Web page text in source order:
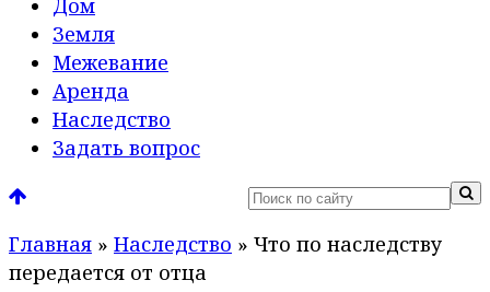
Дом
Земля
Межевание
Аренда
Наследство
Задать вопрос
Главная » Наследство » Что по наследству
передается от отца